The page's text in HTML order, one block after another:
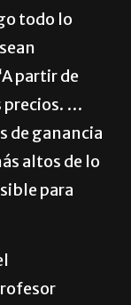
todo lo
partir de
precios. …
de ganancia
altos de lo
para